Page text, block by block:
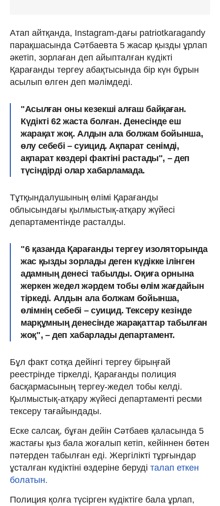
Атап айтқанда, Instagram-дағы patriotkaragandy
парақшасында Сәтбаевта 5 жасар қызды ұрлап
әкетіп, зорлаған деп айыпталған күдікті
Қарағанды ​​тергеу абақтысында бір күн бұрын
асылып өлген деп мәлімдеді.
"Асылған оны кезекші алғаш байқаған.
Күдікті 62 жаста болған. Денесінде еш
жарақат жоқ. Алдын ала болжам бойынша,
өлу себебі – суицид. Ақпарат сенімді,
ақпарат көздері фактіні растады", – деп
түсіндірді олар хабарламада.
Тұтқындалушының өлімі Қарағанды ​​
облысындағы қылмыстық-атқару жүйесі
департаментінде расталды.
"6 қазанда Қарағанды ​​тергеу изоляторында
жас қызды зорлады деген күдікке ілінген
адамның денесі табылды. Оқиға орнына
жеркен жедел жәрдем тобы өлім жағдайын
тіркеді. Алдын ала болжам бойынша,
өлімнің себебі – суицид. Тексеру кезінде
марқұмның денесінде жарақаттар табылған
жоқ", – деп хабарлады департамент.
Бұл факт сотқа дейінгі тергеу бірыңғай
реестрінде тіркелді, Қарағанды ​​полиция
басқармасының тергеу-жедел тобы келді.
Қылмыстық-атқару жүйесі департаменті ресми
тексеру тағайындады.
Еске салсақ, бұған дейін Сәтбаев қаласында 5
жастағы қыз бала жоғалып кетіп, кейіннен бөтен
пәтерден табылған еді. Жергілікті тұрғындар
ұсталған күдіктіні өздеріне беруді талап еткен
болатын.
Полиция қолға түсірген күдіктіге бала ұрлап,